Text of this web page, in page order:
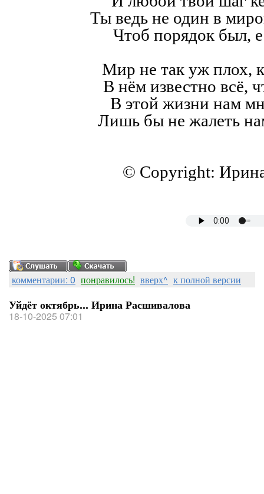
Ты ведь не один в
Чтоб порядок был,
Мир не так уж плох,
В нём известно всё,
В этой жизни нам
Лишь бы не жалеть
© Copyright:
комментарии: 0 понравилось! вверх^ к полной версии
Уйдёт октябрь... Ирина Расшивалова
18-10-2025 07:01